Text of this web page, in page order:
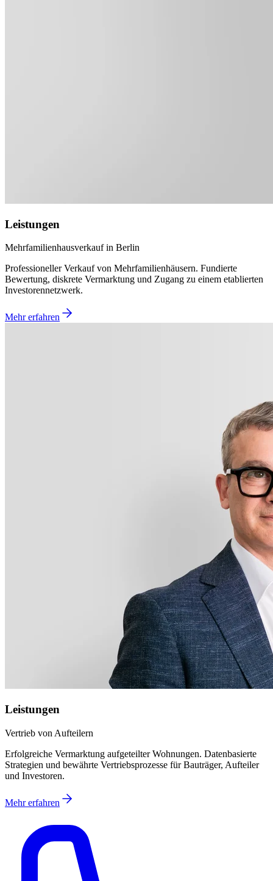
Leistungen
Mehrfamilienhausverkauf in Berlin
Professioneller Verkauf von Mehrfamilienhäusern. Fundierte
Bewertung, diskrete Vermarktung und Zugang zu einem etablierten
Investorennetzwerk.
Mehr erfahren
Leistungen
Vertrieb von Aufteilern
Erfolgreiche Vermarktung aufgeteilter Wohnungen. Datenbasierte
Strategien und bewährte Vertriebsprozesse für Bauträger, Aufteiler
und Investoren.
Mehr erfahren